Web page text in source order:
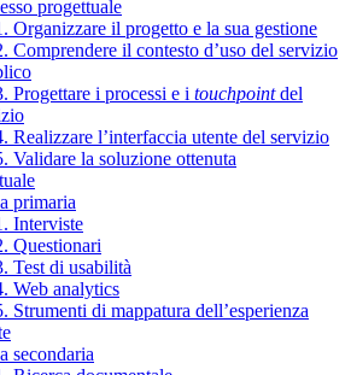
progettuale
Organizzare il progetto e la sua gestione
Comprendere il contesto d’uso del servizio
Progettare i processi e i touchpointdel
Realizzare l’interfaccia utente del servizio
Validare la soluzione ottenuta
primaria
Interviste
Questionari
Test di usabilità
Web analytics
Strumenti di mappatura dell’esperienza
secondaria